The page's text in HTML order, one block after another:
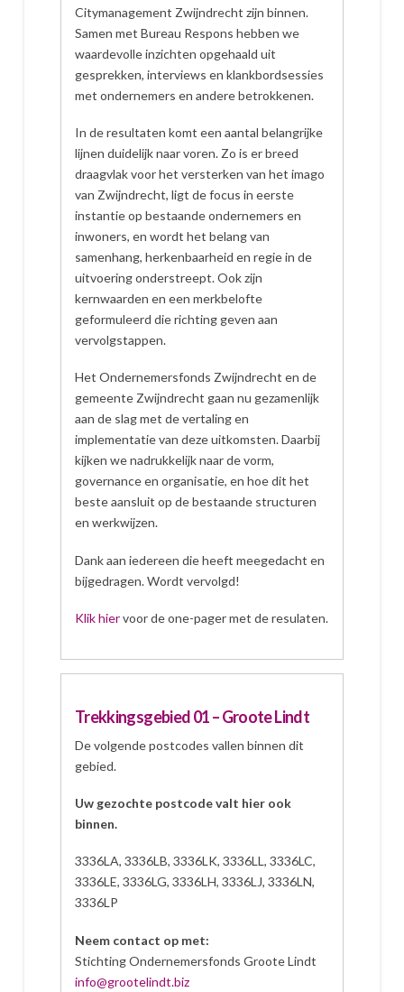
Citymanagement Zwijndrecht zijn binnen.
Samen met Bureau Respons hebben we
waardevolle inzichten opgehaald uit
gesprekken, interviews en klankbordsessies
met ondernemers en andere betrokkenen.
In de resultaten komt een aantal belangrijke
lijnen duidelijk naar voren. Zo is er breed
draagvlak voor het versterken van het imago
van Zwijndrecht, ligt de focus in eerste
instantie op bestaande ondernemers en
inwoners, en wordt het belang van
samenhang, herkenbaarheid en regie in de
uitvoering onderstreept. Ook zijn
kernwaarden en een merkbelofte
geformuleerd die richting geven aan
vervolgstappen.
Het Ondernemersfonds Zwijndrecht en de
gemeente Zwijndrecht gaan nu gezamenlijk
aan de slag met de vertaling en
implementatie van deze uitkomsten. Daarbij
kijken we nadrukkelijk naar de vorm,
governance en organisatie, en hoe dit het
beste aansluit op de bestaande structuren
en werkwijzen.
Dank aan iedereen die heeft meegedacht en
bijgedragen. Wordt vervolgd!
Klik hiervoor de one-pager met de resulaten.
Trekkingsgebied 01 – Groote Lindt
De volgende postcodes vallen binnen dit
gebied.
Uw gezochte postcode valt hier ook
binnen.
3336LA, 3336LB, 3336LK, 3336LL, 3336LC,
3336LE, 3336LG, 3336LH, 3336LJ, 3336LN,
3336LP
Neem contact op met:
Stichting Ondernemersfonds Groote Lindt
info@grootelindt.biz